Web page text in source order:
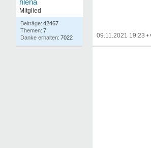
hlena
Mitglied
42467
7
7022
09.11.2021 19:23 •